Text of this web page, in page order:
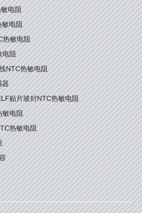
电阻
电阻
热敏电阻
电阻
NTC热敏电阻
器
贴片玻封NTC热敏电阻
敏电阻
热敏电阻